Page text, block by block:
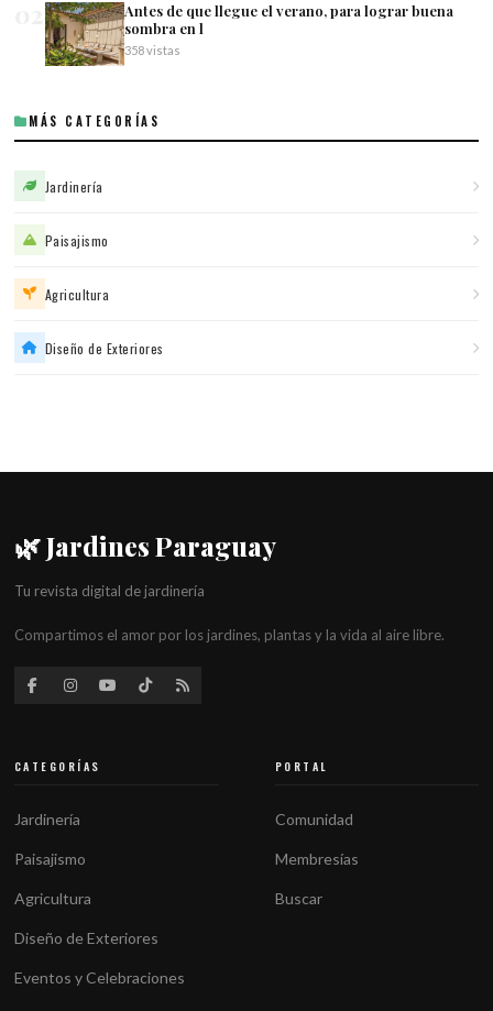
Antes de que llegue el verano, para lograr buena
sombra en l
358 vistas
MÁS CATEGORÍAS
Jardinería
Paisajismo
Agricultura
Diseño de Exteriores
🌿 Jardines Paraguay
Tu revista digital de jardinería
Compartimos el amor por los jardines, plantas y la vida al aire libre.
CATEGORÍAS
Jardinería
Paisajismo
Agricultura
Diseño de Exteriores
Eventos y Celebraciones
PORTAL
Comunidad
Membresías
Buscar